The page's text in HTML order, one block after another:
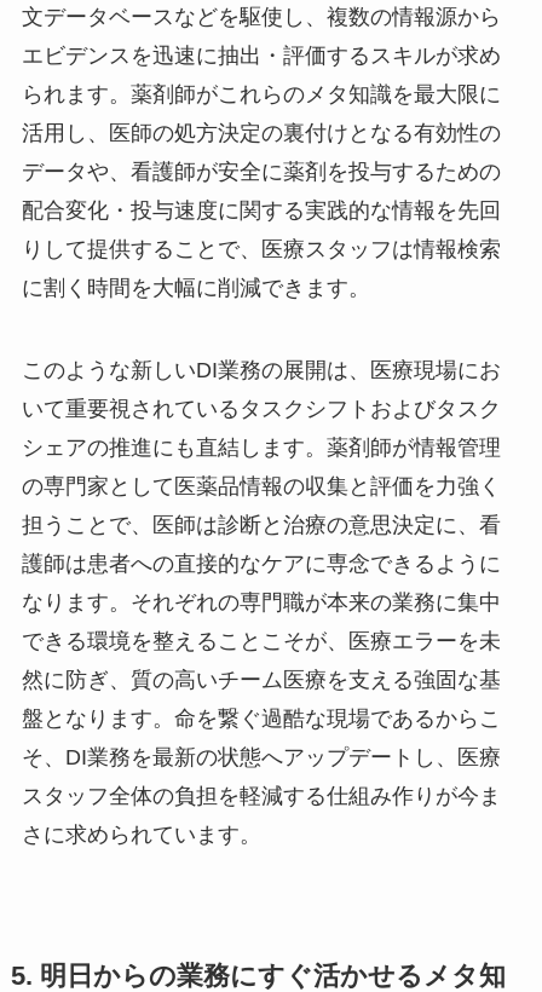
文データベースなどを駆使し、複数の情報源から
エビデンスを迅速に抽出・評価するスキルが求め
られます。薬剤師がこれらのメタ知識を最大限に
活用し、医師の処方決定の裏付けとなる有効性の
データや、看護師が安全に薬剤を投与するための
配合変化・投与速度に関する実践的な情報を先回
りして提供することで、医療スタッフは情報検索
に割く時間を大幅に削減できます。
このような新しいDI業務の展開は、医療現場にお
いて重要視されているタスクシフトおよびタスク
シェアの推進にも直結します。薬剤師が情報管理
の専門家として医薬品情報の収集と評価を力強く
担うことで、医師は診断と治療の意思決定に、看
護師は患者への直接的なケアに専念できるように
なります。それぞれの専門職が本来の業務に集中
できる環境を整えることこそが、医療エラーを未
然に防ぎ、質の高いチーム医療を支える強固な基
盤となります。命を繋ぐ過酷な現場であるからこ
そ、DI業務を最新の状態へアップデートし、医療
スタッフ全体の負担を軽減する仕組み作りが今ま
さに求められています。
5. 明日からの業務にすぐ活かせるメタ知